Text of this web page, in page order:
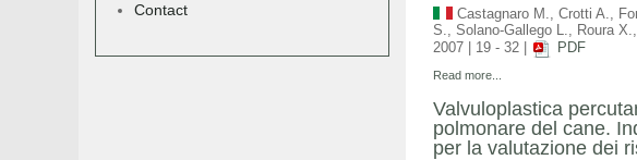
Contact
Castagnaro M., Crotti A.,
S., Solano-Gallego L., Roura
2007
19 - 32 PDF
Read more...
Valvuloplastica
polmonare del cane.
per la valutazione dei